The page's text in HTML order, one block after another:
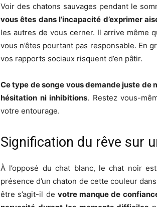
Voir des chatons sauvages pendant le
vous êtes dans l’incapacité d’exprimer
les autres de vous cerner. Il arrive même
vous n’êtes pourtant pas responsable. En
vos rapports sociaux risquent d’en pâtir.
Ce type de songe vous demande juste de
hésitation ni inhibitions. Restez vous-
votre entourage.
Signification du rêve sur
À l’opposé du chat blanc, le chat noir
présence d’un chaton de cette couleur
être s’agit-il de votre manque de